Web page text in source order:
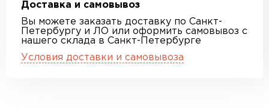
Доставка и самовывоз
Вы можете заказать доставку по Санкт-
Петербургу и ЛО или оформить самовывоз с
нашего склада в Санкт-Петербурге
Условия доставки и самовывоза